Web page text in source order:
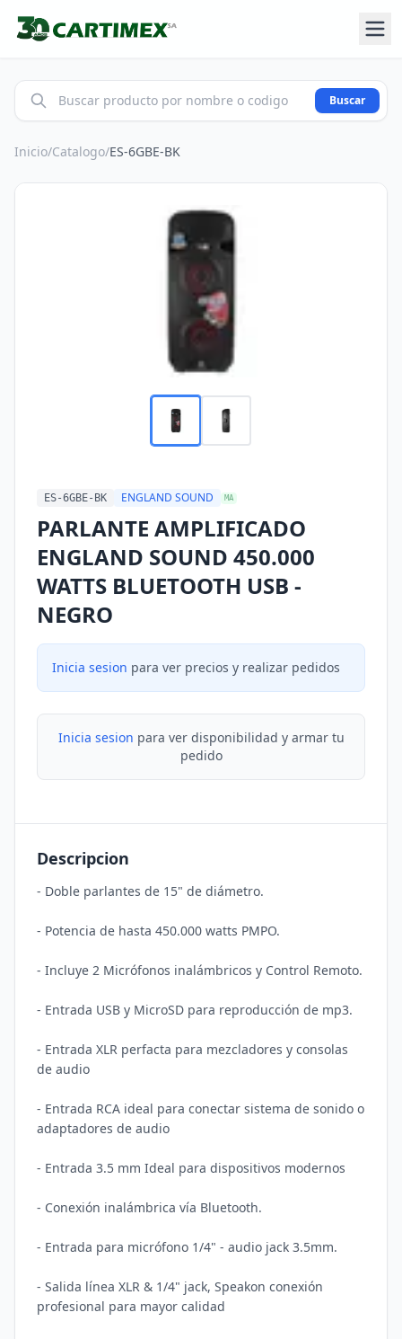
Buscar
Inicio/Catalogo/ES-6GBE-BK
ES-6GBE-BK ENGLAND SOUND MA
PARLANTE AMPLIFICADO
ENGLAND SOUND 450.000
WATTS BLUETOOTH USB -
NEGRO
Inicia sesion para ver precios y realizar pedidos
Inicia sesion para ver disponibilidad y armar tu
pedido
Descripcion
- Doble parlantes de 15" de diámetro.
- Potencia de hasta 450.000 watts PMPO.
- Incluye 2 Micrófonos inalámbricos y Control Remoto.
- Entrada USB y MicroSD para reproducción de mp3.
- Entrada XLR perfacta para mezcladores y consolas
de audio
- Entrada RCA ideal para conectar sistema de sonido o
adaptadores de audio
- Entrada 3.5 mm Ideal para dispositivos modernos
- Conexión inalámbrica vía Bluetooth.
- Entrada para micrófono 1/4" - audio jack 3.5mm.
- Salida línea XLR & 1/4" jack, Speakon conexión
profesional para mayor calidad